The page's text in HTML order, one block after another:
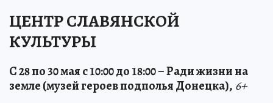
ЦЕНТР СЛАВЯНСКОЙ
КУЛЬТУРЫ
С 28 по 30 мая с 10:00 до 18:00 – Ради жизни на
земле (музей героев подполья Донецка), 6+